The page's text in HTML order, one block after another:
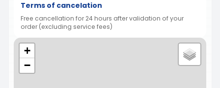
Terms of cancelation
Free cancellation for 24 hours after validation of your
order (excluding service fees)
+
−